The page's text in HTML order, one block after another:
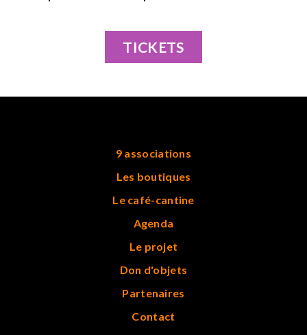
TICKETS
9 associations
Les boutiques
Le café-cantine
Agenda
Le projet
Don d'objets
Partenaires
Contact